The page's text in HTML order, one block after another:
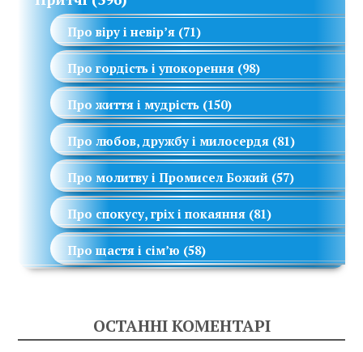
Про віру і невір’я (71)
Про гордість і упокорення (98)
Про життя і мудрість (150)
Про любов, дружбу і милосердя (81)
Про молитву і Промисел Божий (57)
Про спокусу, гріх і покаяння (81)
Про щастя і сім’ю (58)
ОСТАННІ КОМЕНТАРІ